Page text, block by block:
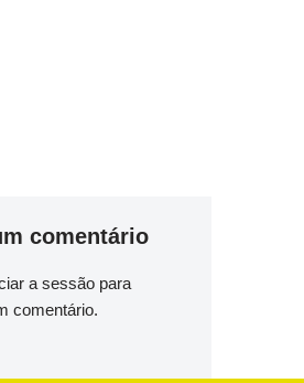
comentário
a sessão para
comentário.